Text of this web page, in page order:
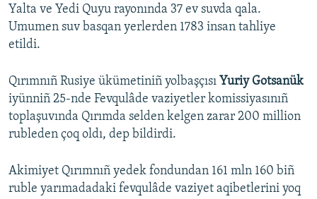
Yalta ve Yedi Quyu rayonında 37 ev suvda qala.
Umumen suv basqan yerlerden 1783 insan tahliye
etildi.
Qırımnıñ Rusiye ükümetiniñ yolbaşçısı Yuriy Gotsanük
iyünniñ 25-nde Fevqulâde vaziyetler komissiyasınıñ
toplaşuvında Qırımda selden kelgen zarar 200 million
rubleden çoq oldı, dep bildirdi.
Akimiyet Qırımnıñ yedek fondundan 161 mln 160 biñ
ruble yarımadadaki fevqulâde vaziyet aqibetlerini yoq